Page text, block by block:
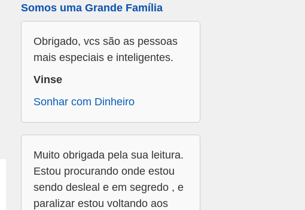
Somos uma Grande Família
Obrigado, vcs são as pessoas
mais especiais e inteligentes.
Vinse
Sonhar com Dinheiro
Muito obrigada pela sua leitura.
Estou procurando onde estou
sendo desleal e em segredo , e
paralizar estou voltando aos